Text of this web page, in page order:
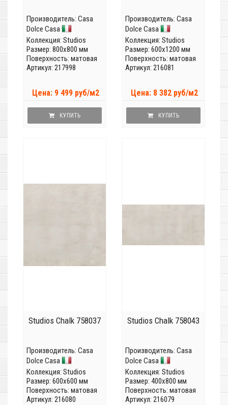
Производитель: Casa
Dolce Casa
Коллекция: Studios
Размер: 800x800 мм
Поверхность: матовая
Артикул: 217998
Цена: 9 499 руб/м2
КУПИТЬ
Производитель: Casa
Dolce Casa
Коллекция: Studios
Размер: 600x1200 мм
Поверхность: матовая
Артикул: 216081
Цена: 8 382 руб/м2
КУПИТЬ
Studios Chalk 758037
Производитель: Casa
Dolce Casa
Коллекция: Studios
Размер: 600x600 мм
Поверхность: матовая
Артикул: 216080
Studios Chalk 758043
Производитель: Casa
Dolce Casa
Коллекция: Studios
Размер: 400x800 мм
Поверхность: матовая
Артикул: 216079